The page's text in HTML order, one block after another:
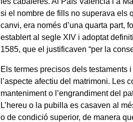
si el nombre de fills no superava els
canvi, era només d’una quarta part,
establert al segle XIV i adoptat
1585, que el justificaven “per la
Els termes precisos dels
l’aspecte afectiu del matrimoni. Les
manteniment o l’engrandiment del
L’hereu o la pubilla es casaven al
o de condició superior, de manera